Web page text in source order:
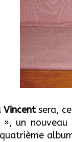
Vincentsera,
», un
quatrième